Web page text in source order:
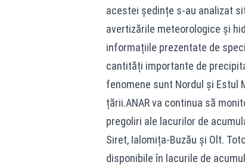
acestei ședințe s-au analizat
avertizările meteorologice și
informațiile prezentate de
cantități importante de
fenomene sunt Nordul și Estul
țării.ANAR va continua să
pregoliri ale lacurilor de
Siret, Ialomița-Buzău și Olt.
disponibile în lacurile de